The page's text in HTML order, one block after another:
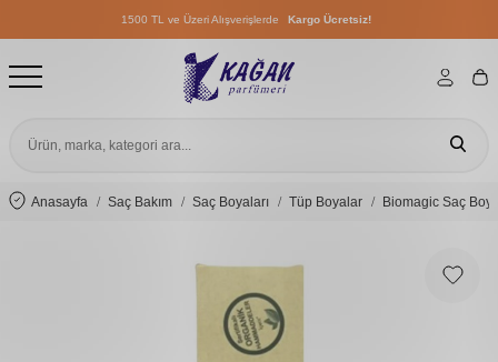
1500 TL ve Üzeri Alışverişlerde Kargo Ücretsiz!
1500 TL ve Üzeri Alışverişlerde
1500 TL ve Üzeri Alışverişlerde
Anasayfa Saç Bakım Saç Boyaları Tüp Boyalar Biomagic Saç